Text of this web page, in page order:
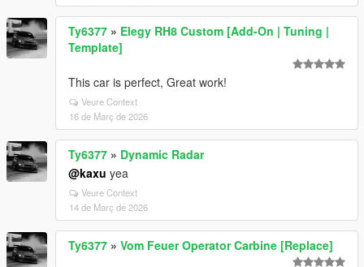
Ty6377 » Elegy RH8 Custom [Add-On | Tuning |
Template]
This car is perfect, Great work!
Veure Context
16 de Març de 2026
Ty6377 » Dynamic Radar
@kaxu yea
Veure Context
14 de Març de 2026
Ty6377 » Vom Feuer Operator Carbine [Replace]